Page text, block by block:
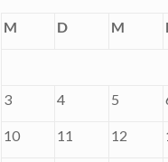
M D M
3 4 5
10 11 12